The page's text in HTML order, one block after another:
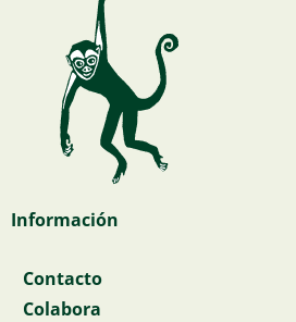
Información
Contacto
Colabora